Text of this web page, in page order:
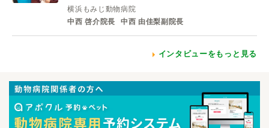
横浜もみじ動物病院
中西 啓介院長
中西 由佳梨副院長
インタビューをもっと見る